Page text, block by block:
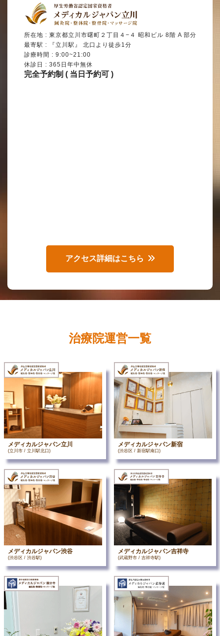
所在地 : 東京都立川市曙町２丁目４−４ 昭和ビル 8階 A 部分
最寄駅 : 『立川駅』 北口より徒歩1分
診療時間 : 9:00~21:00
休診日 : 365日年中無休
完全予約制 ( 当日予約可 )
アクセス詳細はこちら
治療院運営一覧
メディカルジャパン立川
(立川市 / 立川駅北口)
メディカルジャパン新宿
(渋谷区 / 新宿駅南口)
メディカルジャパン渋谷
(渋谷区 / 渋谷駅)
メディカルジャパン吉祥寺
(武蔵野市 / 吉祥寺駅)